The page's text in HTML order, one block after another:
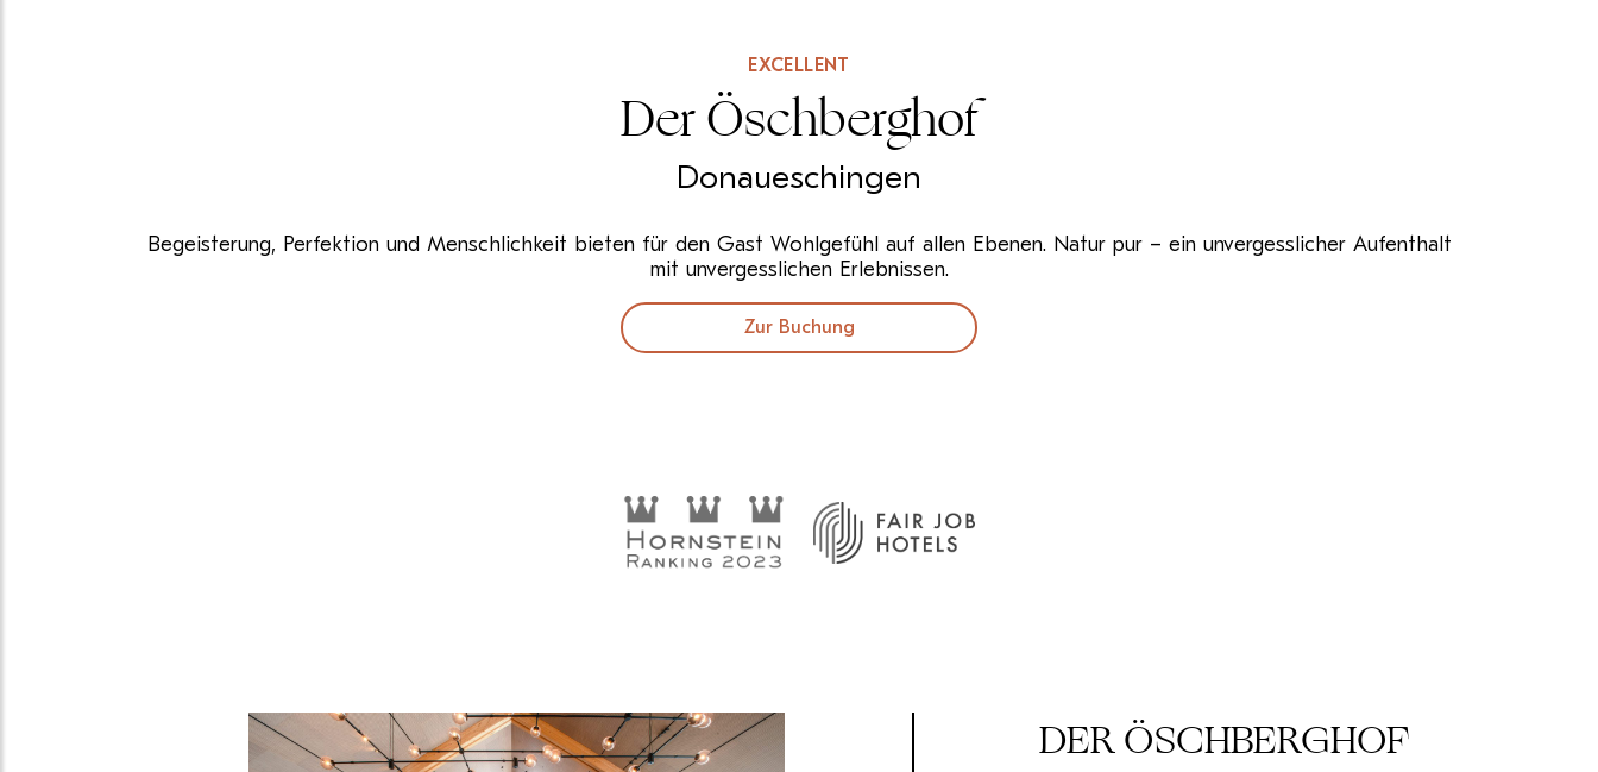
EXCELLENT
Der Öschberghof
Donaueschingen
Begeisterung, Perfektion und Menschlichkeit bieten für den Gast Wohlgefühl auf allen Ebenen. Natur pur – ein unvergesslicher Aufenthalt
mit unvergesslichen Erlebnissen.
Zur Buchung
DER ÖSCHBERGHOF